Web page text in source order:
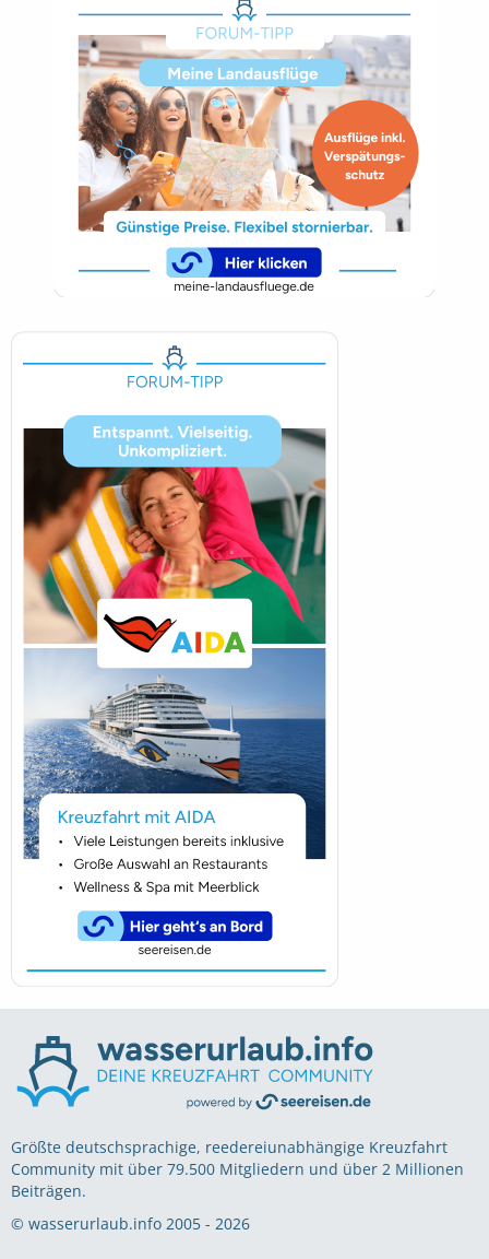
Größte deutschsprachige, reedereiunabhängige Kreuzfahrt
Community mit über 79.500 Mitgliedern und über 2 Millionen
Beiträgen.
© wasserurlaub.info 2005 - 2026